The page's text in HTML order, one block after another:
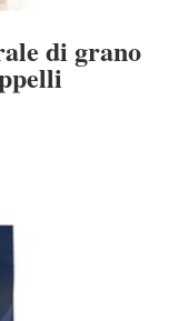
di grano